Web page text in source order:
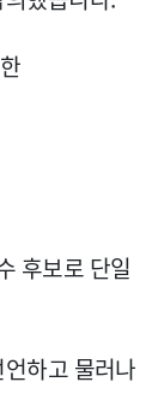
후보로 단일
하고 물러나